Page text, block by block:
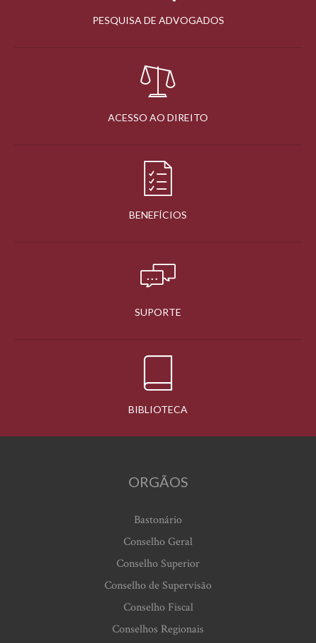
PESQUISA DE ADVOGADOS
ACESSO AO DIREITO
BENEFÍCIOS
SUPORTE
BIBLIOTECA
ORGÃOS
Bastonário
Conselho Geral
Conselho Superior
Conselho de Supervisão
Conselho Fiscal
Conselhos Regionais